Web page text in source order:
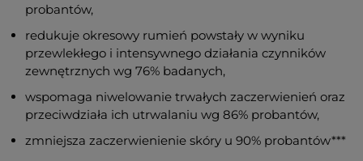
probantów,
redukuje okresowy rumień powstały w wyniku
przewlekłego i intensywnego działania czynników
zewnętrznych wg 76% badanych,
wspomaga niwelowanie trwałych zaczerwienień oraz
przeciwdziała ich utrwalaniu wg 86% probantów,
zmniejsza zaczerwienienie skóry u 90% probantów***